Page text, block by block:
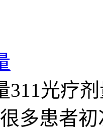
311光疗
多患者